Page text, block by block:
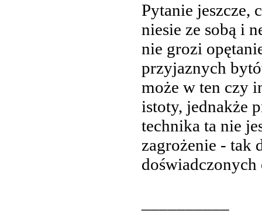
Pytanie jeszcze,
niesie ze sobą i
nie grozi
przyjaznych
może w ten czy
istoty, jednakże
technika ta nie
zagrożenie - tak
doświadczonych